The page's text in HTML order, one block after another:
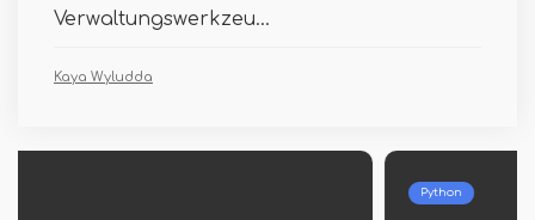
Verwaltungswerkzeu...
Kaya Wyludda